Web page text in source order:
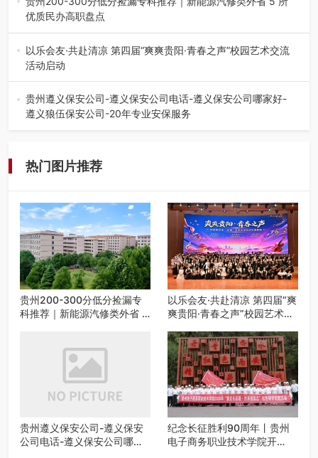
优质民办高职盘点
在贵州省高考志愿填报体系中，200至300分数段考生可选择
的省内工科、新能源汽车…
以乐会友·共赴清凉 第四届“爽爽贵阳·青春之声”校园艺术交流
活动启动
七月的贵阳，清风送爽，第四届“爽爽贵阳·青春之声”校园管
弦乐（合唱）艺术交流活动…
贵州遵义保安公司-遵义保安公司电话-遵义保安公司哪家好-
遵义狼伍保安公司-20年专业安保服务
热门图片推荐
贵州200-300分低分捡漏专
科推荐｜新能源汽修类外省 5
以乐会友·共赴清凉 第四届“爽
爽贵阳·青春之声”校园艺术交
贵州遵义保安公司-遵义保安
公司电话-遵义保安公司哪家
纪念长征胜利90周年丨贵州
电子商务职业技术学院开